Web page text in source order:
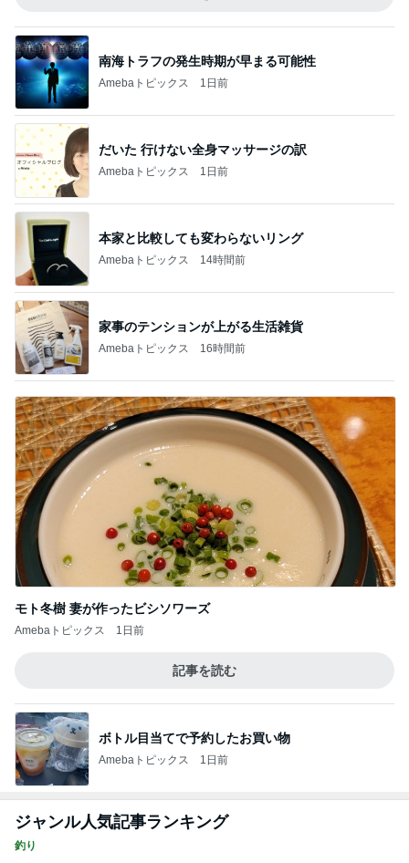
南海トラフの発生時期が早まる可能性
Amebaトピックス 1日前
だいた 行けない全身マッサージの訳
Amebaトピックス 1日前
本家と比較しても変わらないリング
Amebaトピックス 14時間前
家事のテンションが上がる生活雑貨
Amebaトピックス 16時間前
モト冬樹 妻が作ったビシソワーズ
Amebaトピックス 1日前
記事を読む
ボトル目当てで予約したお買い物
Amebaトピックス 1日前
ジャンル人気記事ランキング
釣り